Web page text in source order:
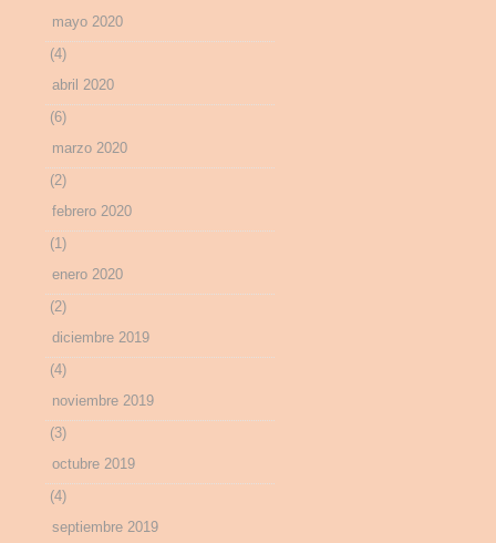
mayo 2020
(4)
abril 2020
(6)
marzo 2020
(2)
febrero 2020
(1)
enero 2020
(2)
diciembre 2019
(4)
noviembre 2019
(3)
octubre 2019
(4)
septiembre 2019